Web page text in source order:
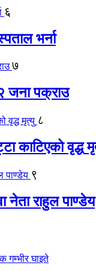
६
भर्ना
७
जना पक्राउ
८
काटिएको वृद्ध
९
नेता राहुल पाण्डेय
गम्भीर घाइते